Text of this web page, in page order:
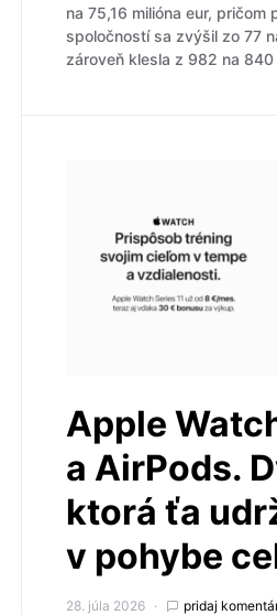
na 75,16 milióna eur, pričom
spoločností sa zvýšil zo 77
zároveň klesla z 982 na
Apple
a AirPods.
ktorá ťa
v pohybe
28. júla 2026 pridaj